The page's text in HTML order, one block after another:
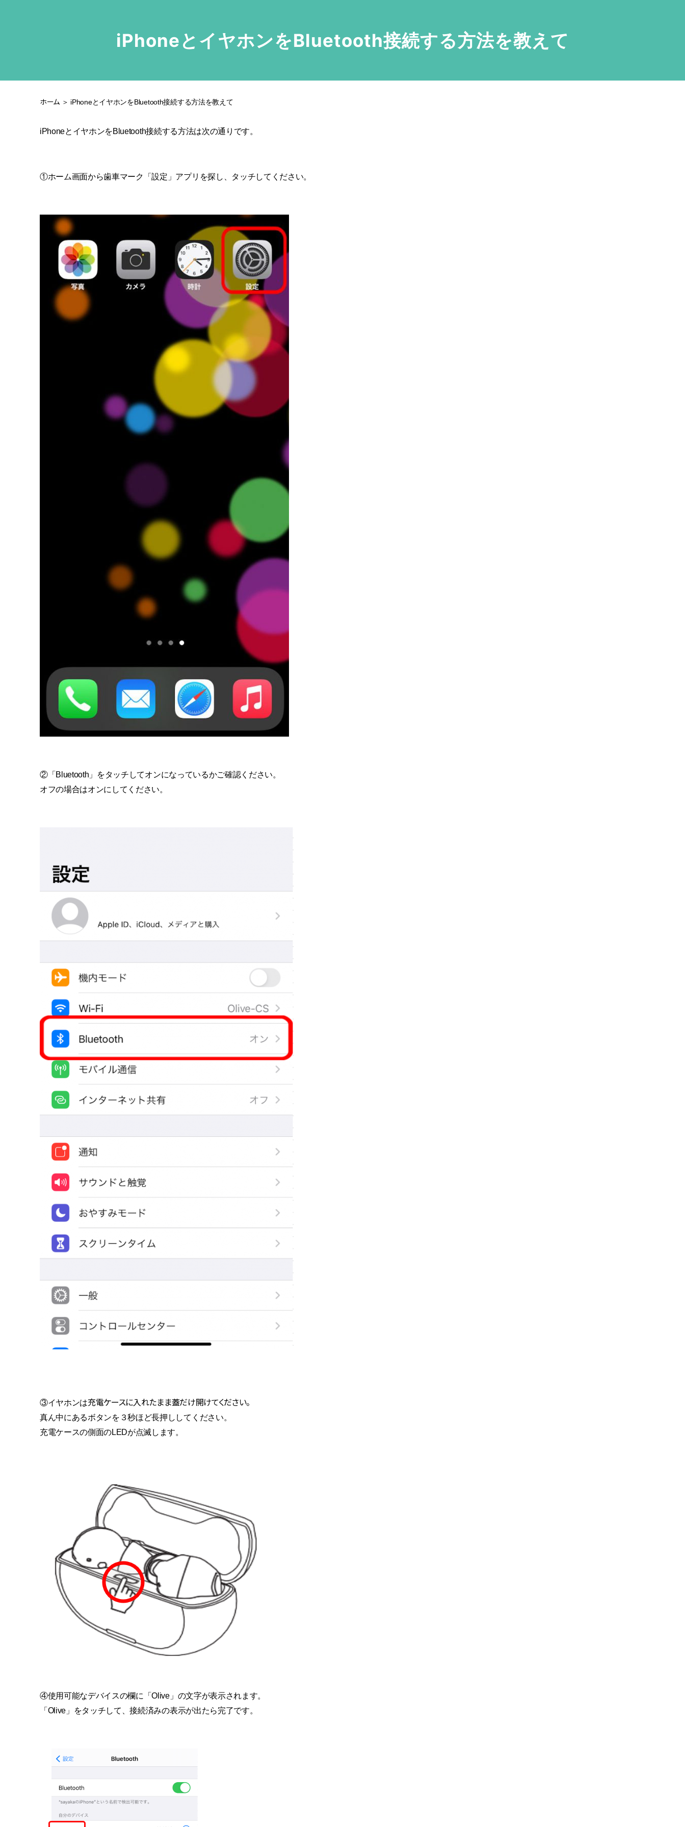
iPhoneとイヤホンをBluetooth接続する方法を教えて
ホーム ＞ iPhoneとイヤホンをBluetooth接続する方法を教えて
iPhoneとイヤホンをBluetooth接続する方法は次の通りです。
①ホーム画面から歯車マーク「設定」アプリを探し、タッチしてください。
②「Bluetooth」をタッチしてオンになっているかご確認ください。
オフの場合はオンにしてください。
③イヤホンは充電ケースに入れたまま蓋だけ開けてください。
真ん中にあるボタンを３秒ほど長押ししてください。
充電ケースの側面のLEDが点滅します。
④使用可能なデバイスの欄に「Olive」の文字が表示されます。
「Olive」をタッチして、接続済みの表示が出たら完了です。